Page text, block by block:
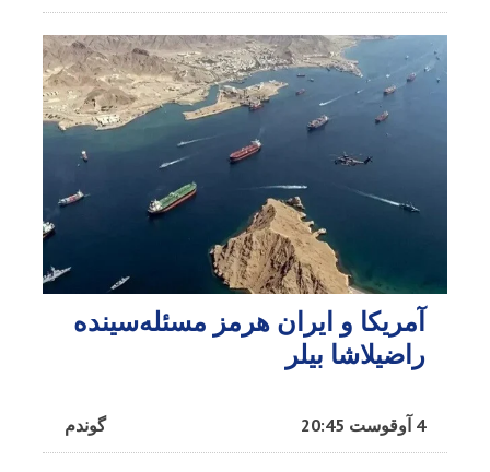
آمریکا و ایران هرمز مسئله‌سینده
راضیلاشا بیلر
گوندم 4 آوقوست 20:45